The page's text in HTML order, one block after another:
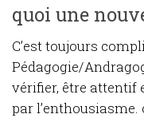
quoi une
C’est toujours
Pédagogie/
vérifier, être attentif
par